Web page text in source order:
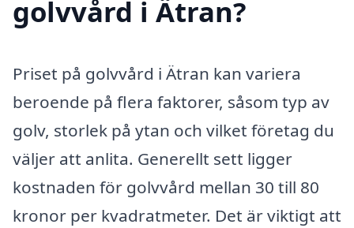
golvvård i Ätran?
Priset på golvvård i Ätran kan variera
beroende på flera faktorer, såsom typ av
golv, storlek på ytan och vilket företag du
väljer att anlita. Generellt sett ligger
kostnaden för golvvård mellan 30 till 80
kronor per kvadratmeter. Det är viktigt att